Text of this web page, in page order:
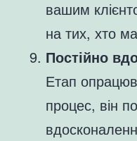
вашим
на тих, хто
Постійно
Етап
процес, він